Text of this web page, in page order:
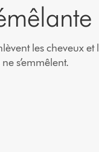
les cheveux et
s’emmêlent.